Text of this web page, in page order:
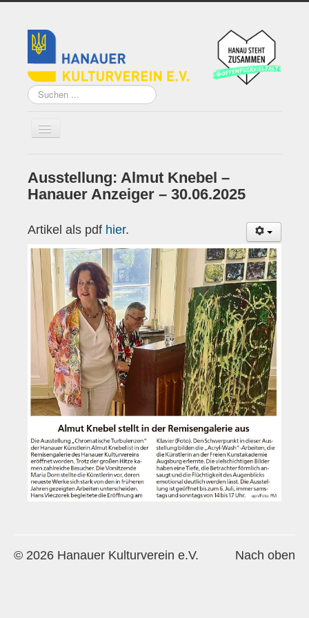
Suchen
...
Home
Über uns
Vorstand
Künstler*innen der
Remise
Grundsatzprogramm
Historie
Impressum
Mitglieder-Info
Sonderpreis Kultur
Veranstaltungen
Aktuell
Regelmäßig
Remisengalerie
Ausstellung: Almut Knebel –
Hanauer Anzeiger – 30.06.2025
Artikel als pdf hier.
Nach oben
© 2026 Hanauer Kulturverein e.V.